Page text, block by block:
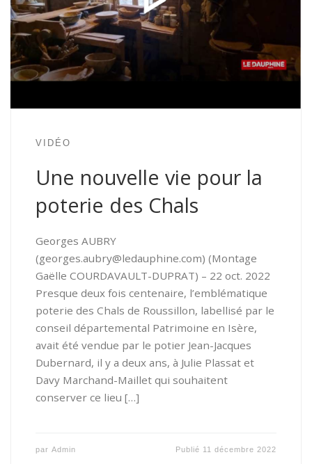
VIDÉO
Une nouvelle vie pour la
poterie des Chals
Georges AUBRY
(georges.aubry@ledauphine.com) (Montage
Gaëlle COURDAVAULT-DUPRAT) – 22 oct. 2022
Presque deux fois centenaire, l’emblématique
poterie des Chals de Roussillon, labellisé par le
conseil départemental Patrimoine en Isère,
avait été vendue par le potier Jean-Jacques
Dubernard, il y a deux ans, à Julie Plassat et
Davy Marchand-Maillet qui souhaitent
conserver ce lieu […]
par Admin Publié 11 décembre 2022